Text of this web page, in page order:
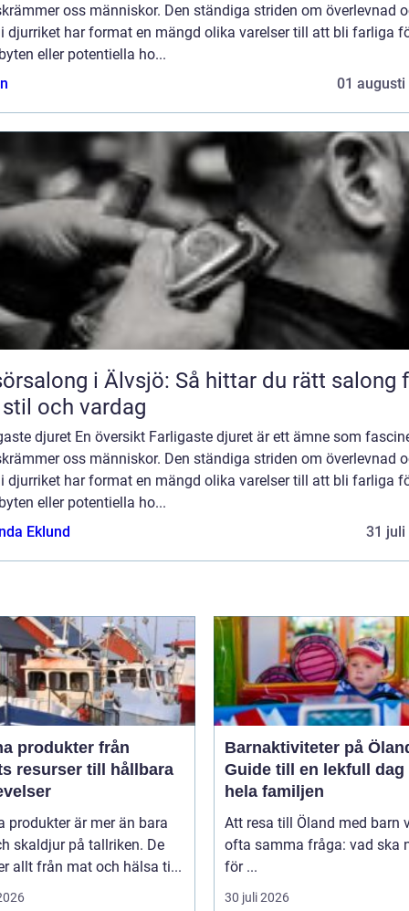
oss människor. Den ständiga striden om överlevnad
djurriket har format en mängd olika varelser till att bli farliga
eller potentiella ho...
01 augusti
i Älvsjö: Så hittar du rätt salong
och vardag
djuret En översikt Farligaste djuret är ett ämne som
oss människor. Den ständiga striden om överlevnad
djurriket har format en mängd olika varelser till att bli farliga
eller potentiella ho...
Eklund
31 juli
produkter från
resurser till hållbara
produkter är mer än bara
skaldjur på tallriken. De
allt från mat och hälsa ti...
Barnaktiviteter på
Guide till en lekfull dag
hela familjen
Att resa till Öland med barn
ofta samma fråga: vad ska
för ...
30 juli 2026